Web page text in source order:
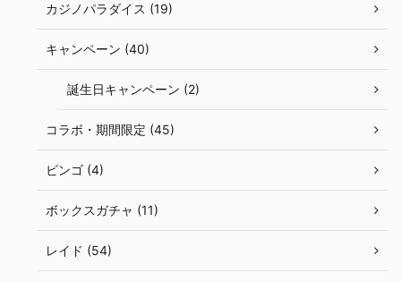
カジノパラダイス (19)
キャンペーン (40)
誕生日キャンペーン (2)
コラボ・期間限定 (45)
ビンゴ (4)
ボックスガチャ (11)
レイド (54)